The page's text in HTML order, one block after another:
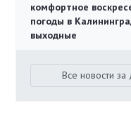
комфортное
погоды в
выходные
Все новости за